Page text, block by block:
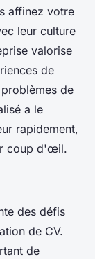
affinez votre
leur culture
valorise
de
de
a le
rapidement,
coup d'œil.
des défis
de CV.
de